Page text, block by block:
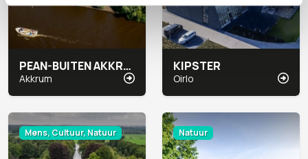
PEAN-BUITEN AKKRUM
Akkrum
KIPSTER
Oirlo
Mens, Cultuur, Natuur Natuur